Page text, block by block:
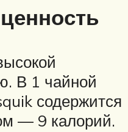
В 1 чайной
содержится
— 9 калорий.